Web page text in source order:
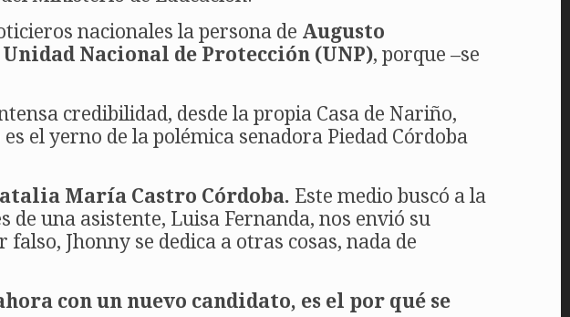
nacionales la persona de Augusto
Nacional de Protección (UNP), porque –se
credibilidad, desde la propia Casa de Nariño,
el yerno de la polémica senadora Piedad Córdoba
María Castro Córdoba. Este medio buscó a la
una asistente, Luisa Fernanda, nos envió su
Jhonny se dedica a otras cosas, nada de
con un nuevo candidato, es el por qué se